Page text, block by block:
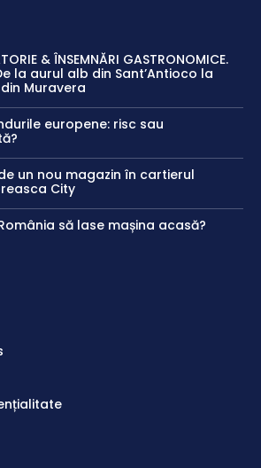
& ÎNSEMNĂRI GASTRONOMICE.
la aurul alb din Sant’Antioco la
Muravera
europene: risc sau
un nou magazin în cartierul
City
să lase mașina acasă?